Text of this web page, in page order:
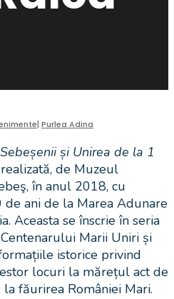
| Purlea Adina
Sebeșenii și Unirea de la 1
de Muzeul
în anul 2018, cu
ani de la Marea Adunare
Aceasta se înscrie în seria
Marii Uniri și
istorice privind
locuri la mărețul act de
făurirea României Mari.